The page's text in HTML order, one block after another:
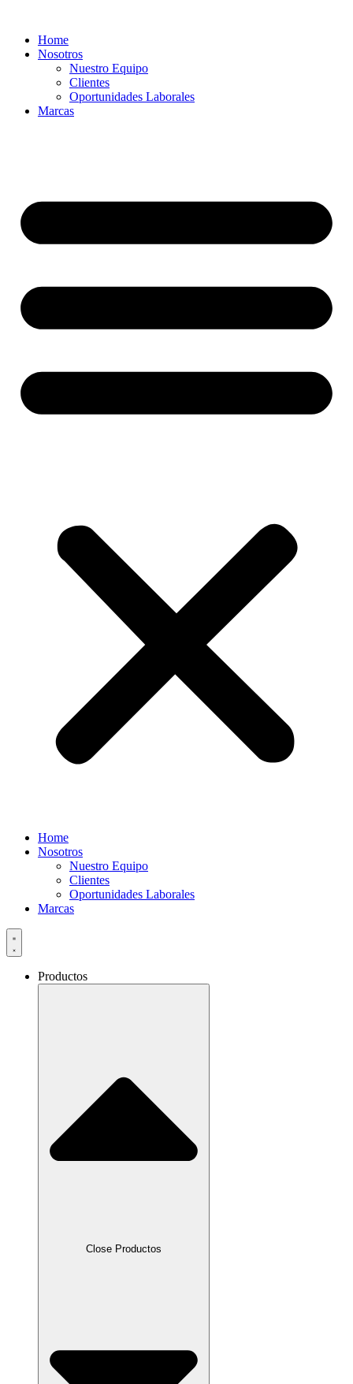
contenidoHome
Nosotros
Nuestro Equipo
Clientes
Oportunidades Laborales
Marcas
Home
Nosotros
Nuestro Equipo
Clientes
Oportunidades Laborales
Marcas
Productos
Close Productos